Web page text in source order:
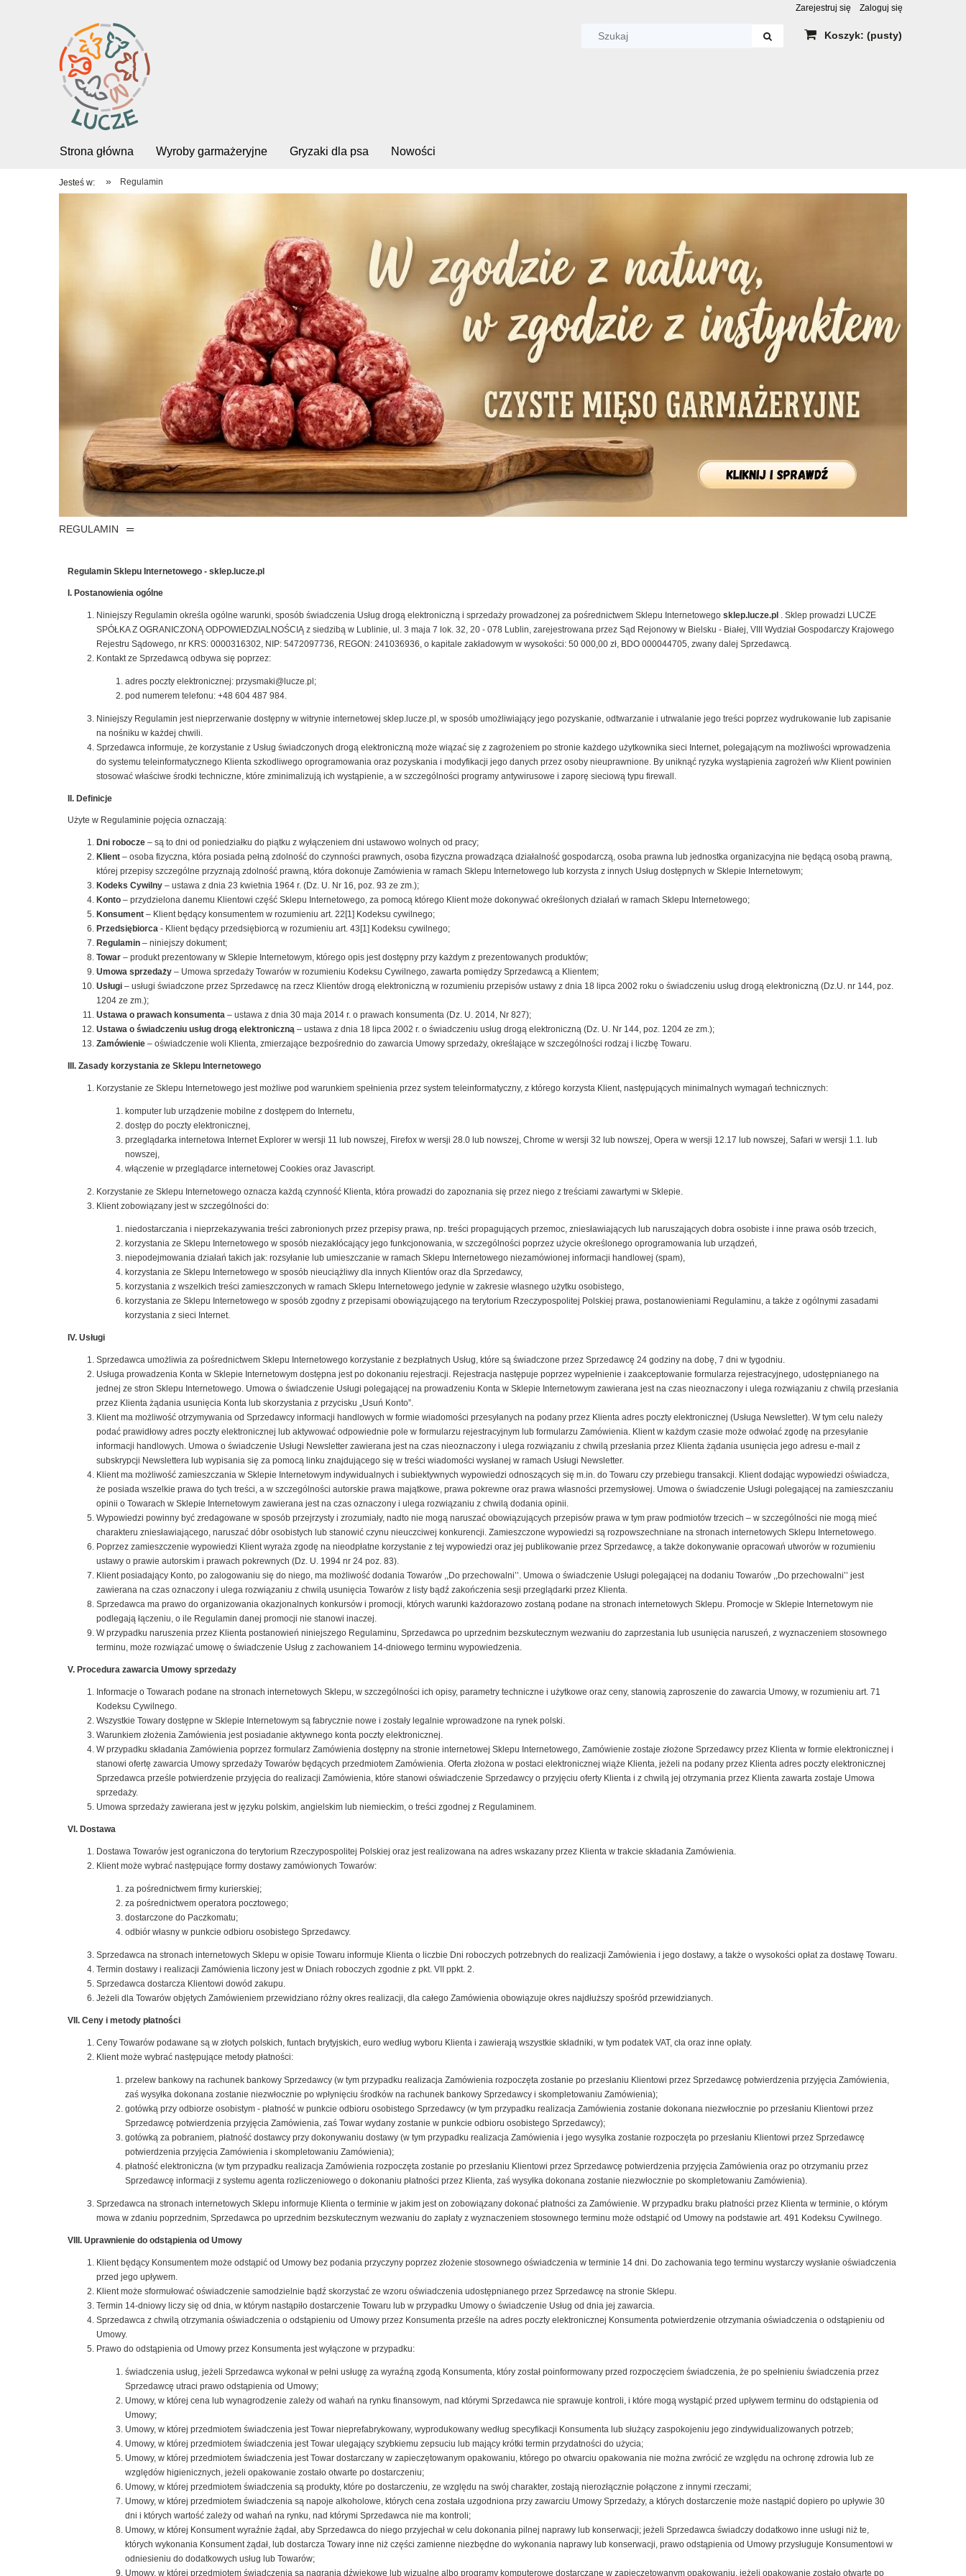
Zarejestruj się Zaloguj się
Koszyk: (pusty)
Strona główna Wyroby garmażeryjne Gryzaki dla psa Nowości
Jesteś w: » Regulamin
REGULAMIN
Regulamin Sklepu Internetowego - sklep.lucze.pl
I. Postanowienia ogólne
Niniejszy Regulamin określa ogólne warunki, sposób świadczenia Usług drogą elektroniczną i sprzedaży prowadzonej za pośrednictwem Sklepu Internetowego sklep.lucze.pl . Sklep prowadzi LUCZE
SPÓŁKA Z OGRANICZONĄ ODPOWIEDZIALNOŚCIĄ z siedzibą w Lublinie, ul. 3 maja 7 lok. 32, 20 - 078 Lublin, zarejestrowana przez Sąd Rejonowy w Bielsku - Białej, VIII Wydział Gospodarczy Krajowego
Rejestru Sądowego, nr KRS: 0000316302, NIP: 5472097736, REGON: 241036936, o kapitale zakładowym w wysokości: 50 000,00 zł, BDO 000044705, zwany dalej Sprzedawcą.
Kontakt ze Sprzedawcą odbywa się poprzez:
adres poczty elektronicznej: przysmaki@lucze.pl;
pod numerem telefonu: +48 604 487 984.
Niniejszy Regulamin jest nieprzerwanie dostępny w witrynie internetowej sklep.lucze.pl, w sposób umożliwiający jego pozyskanie, odtwarzanie i utrwalanie jego treści poprzez wydrukowanie lub zapisanie
na nośniku w każdej chwili.
Sprzedawca informuje, że korzystanie z Usług świadczonych drogą elektroniczną może wiązać się z zagrożeniem po stronie każdego użytkownika sieci Internet, polegającym na możliwości wprowadzenia
do systemu teleinformatycznego Klienta szkodliwego oprogramowania oraz pozyskania i modyfikacji jego danych przez osoby nieuprawnione. By uniknąć ryzyka wystąpienia zagrożeń w/w Klient powinien
stosować właściwe środki techniczne, które zminimalizują ich wystąpienie, a w szczególności programy antywirusowe i zaporę sieciową typu firewall.
II. Definicje
Użyte w Regulaminie pojęcia oznaczają:
Dni robocze – są to dni od poniedziałku do piątku z wyłączeniem dni ustawowo wolnych od pracy;
Klient – osoba fizyczna, która posiada pełną zdolność do czynności prawnych, osoba fizyczna prowadząca działalność gospodarczą, osoba prawna lub jednostka organizacyjna nie będącą osobą prawną,
której przepisy szczególne przyznają zdolność prawną, która dokonuje Zamówienia w ramach Sklepu Internetowego lub korzysta z innych Usług dostępnych w Sklepie Internetowym;
Kodeks Cywilny – ustawa z dnia 23 kwietnia 1964 r. (Dz. U. Nr 16, poz. 93 ze zm.);
Konto – przydzielona danemu Klientowi część Sklepu Internetowego, za pomocą którego Klient może dokonywać określonych działań w ramach Sklepu Internetowego;
Konsument – Klient będący konsumentem w rozumieniu art. 22[1] Kodeksu cywilnego;
Przedsiębiorca - Klient będący przedsiębiorcą w rozumieniu art. 43[1] Kodeksu cywilnego;
Regulamin – niniejszy dokument;
Towar – produkt prezentowany w Sklepie Internetowym, którego opis jest dostępny przy każdym z prezentowanych produktów;
Umowa sprzedaży – Umowa sprzedaży Towarów w rozumieniu Kodeksu Cywilnego, zawarta pomiędzy Sprzedawcą a Klientem;
Usługi – usługi świadczone przez Sprzedawcę na rzecz Klientów drogą elektroniczną w rozumieniu przepisów ustawy z dnia 18 lipca 2002 roku o świadczeniu usług drogą elektroniczną (Dz.U. nr 144, poz.
1204 ze zm.);
Ustawa o prawach konsumenta – ustawa z dnia 30 maja 2014 r. o prawach konsumenta (Dz. U. 2014, Nr 827);
Ustawa o świadczeniu usług drogą elektroniczną – ustawa z dnia 18 lipca 2002 r. o świadczeniu usług drogą elektroniczną (Dz. U. Nr 144, poz. 1204 ze zm.);
Zamówienie – oświadczenie woli Klienta, zmierzające bezpośrednio do zawarcia Umowy sprzedaży, określające w szczególności rodzaj i liczbę Towaru.
III. Zasady korzystania ze Sklepu Internetowego
Korzystanie ze Sklepu Internetowego jest możliwe pod warunkiem spełnienia przez system teleinformatyczny, z którego korzysta Klient, następujących minimalnych wymagań technicznych:
komputer lub urządzenie mobilne z dostępem do Internetu,
dostęp do poczty elektronicznej,
przeglądarka internetowa Internet Explorer w wersji 11 lub nowszej, Firefox w wersji 28.0 lub nowszej, Chrome w wersji 32 lub nowszej, Opera w wersji 12.17 lub nowszej, Safari w wersji 1.1. lub
nowszej,
włączenie w przeglądarce internetowej Cookies oraz Javascript.
Korzystanie ze Sklepu Internetowego oznacza każdą czynność Klienta, która prowadzi do zapoznania się przez niego z treściami zawartymi w Sklepie.
Klient zobowiązany jest w szczególności do:
niedostarczania i nieprzekazywania treści zabronionych przez przepisy prawa, np. treści propagujących przemoc, zniesławiających lub naruszających dobra osobiste i inne prawa osób trzecich,
korzystania ze Sklepu Internetowego w sposób niezakłócający jego funkcjonowania, w szczególności poprzez użycie określonego oprogramowania lub urządzeń,
niepodejmowania działań takich jak: rozsyłanie lub umieszczanie w ramach Sklepu Internetowego niezamówionej informacji handlowej (spam),
korzystania ze Sklepu Internetowego w sposób nieuciążliwy dla innych Klientów oraz dla Sprzedawcy,
korzystania z wszelkich treści zamieszczonych w ramach Sklepu Internetowego jedynie w zakresie własnego użytku osobistego,
korzystania ze Sklepu Internetowego w sposób zgodny z przepisami obowiązującego na terytorium Rzeczypospolitej Polskiej prawa, postanowieniami Regulaminu, a także z ogólnymi zasadami
korzystania z sieci Internet.
IV. Usługi
Sprzedawca umożliwia za pośrednictwem Sklepu Internetowego korzystanie z bezpłatnych Usług, które są świadczone przez Sprzedawcę 24 godziny na dobę, 7 dni w tygodniu.
Usługa prowadzenia Konta w Sklepie Internetowym dostępna jest po dokonaniu rejestracji. Rejestracja następuje poprzez wypełnienie i zaakceptowanie formularza rejestracyjnego, udostępnianego na
jednej ze stron Sklepu Internetowego. Umowa o świadczenie Usługi polegającej na prowadzeniu Konta w Sklepie Internetowym zawierana jest na czas nieoznaczony i ulega rozwiązaniu z chwilą przesłania
przez Klienta żądania usunięcia Konta lub skorzystania z przycisku „Usuń Konto”.
Klient ma możliwość otrzymywania od Sprzedawcy informacji handlowych w formie wiadomości przesyłanych na podany przez Klienta adres poczty elektronicznej (Usługa Newsletter). W tym celu należy
podać prawidłowy adres poczty elektronicznej lub aktywować odpowiednie pole w formularzu rejestracyjnym lub formularzu Zamówienia. Klient w każdym czasie może odwołać zgodę na przesyłanie
informacji handlowych. Umowa o świadczenie Usługi Newsletter zawierana jest na czas nieoznaczony i ulega rozwiązaniu z chwilą przesłania przez Klienta żądania usunięcia jego adresu e-mail z
subskrypcji Newslettera lub wypisania się za pomocą linku znajdującego się w treści wiadomości wysłanej w ramach Usługi Newsletter.
Klient ma możliwość zamieszczania w Sklepie Internetowym indywidualnych i subiektywnych wypowiedzi odnoszących się m.in. do Towaru czy przebiegu transakcji. Klient dodając wypowiedzi oświadcza,
że posiada wszelkie prawa do tych treści, a w szczególności autorskie prawa majątkowe, prawa pokrewne oraz prawa własności przemysłowej. Umowa o świadczenie Usługi polegającej na zamieszczaniu
opinii o Towarach w Sklepie Internetowym zawierana jest na czas oznaczony i ulega rozwiązaniu z chwilą dodania opinii.
Wypowiedzi powinny być zredagowane w sposób przejrzysty i zrozumiały, nadto nie mogą naruszać obowiązujących przepisów prawa w tym praw podmiotów trzecich – w szczególności nie mogą mieć
charakteru zniesławiającego, naruszać dóbr osobistych lub stanowić czynu nieuczciwej konkurencji. Zamieszczone wypowiedzi są rozpowszechniane na stronach internetowych Sklepu Internetowego.
Poprzez zamieszczenie wypowiedzi Klient wyraża zgodę na nieodpłatne korzystanie z tej wypowiedzi oraz jej publikowanie przez Sprzedawcę, a także dokonywanie opracowań utworów w rozumieniu
ustawy o prawie autorskim i prawach pokrewnych (Dz. U. 1994 nr 24 poz. 83).
Klient posiadający Konto, po zalogowaniu się do niego, ma możliwość dodania Towarów ,,Do przechowalni’’. Umowa o świadczenie Usługi polegającej na dodaniu Towarów ,,Do przechowalni’’ jest
zawierana na czas oznaczony i ulega rozwiązaniu z chwilą usunięcia Towarów z listy bądź zakończenia sesji przeglądarki przez Klienta.
Sprzedawca ma prawo do organizowania okazjonalnych konkursów i promocji, których warunki każdorazowo zostaną podane na stronach internetowych Sklepu. Promocje w Sklepie Internetowym nie
podlegają łączeniu, o ile Regulamin danej promocji nie stanowi inaczej.
W przypadku naruszenia przez Klienta postanowień niniejszego Regulaminu, Sprzedawca po uprzednim bezskutecznym wezwaniu do zaprzestania lub usunięcia naruszeń, z wyznaczeniem stosownego
terminu, może rozwiązać umowę o świadczenie Usług z zachowaniem 14-dniowego terminu wypowiedzenia.
V. Procedura zawarcia Umowy sprzedaży
Informacje o Towarach podane na stronach internetowych Sklepu, w szczególności ich opisy, parametry techniczne i użytkowe oraz ceny, stanowią zaproszenie do zawarcia Umowy, w rozumieniu art. 71
Kodeksu Cywilnego.
Wszystkie Towary dostępne w Sklepie Internetowym są fabrycznie nowe i zostały legalnie wprowadzone na rynek polski.
Warunkiem złożenia Zamówienia jest posiadanie aktywnego konta poczty elektronicznej.
W przypadku składania Zamówienia poprzez formularz Zamówienia dostępny na stronie internetowej Sklepu Internetowego, Zamówienie zostaje złożone Sprzedawcy przez Klienta w formie elektronicznej i
stanowi ofertę zawarcia Umowy sprzedaży Towarów będących przedmiotem Zamówienia. Oferta złożona w postaci elektronicznej wiąże Klienta, jeżeli na podany przez Klienta adres poczty elektronicznej
Sprzedawca prześle potwierdzenie przyjęcia do realizacji Zamówienia, które stanowi oświadczenie Sprzedawcy o przyjęciu oferty Klienta i z chwilą jej otrzymania przez Klienta zawarta zostaje Umowa
sprzedaży.
Umowa sprzedaży zawierana jest w języku polskim, angielskim lub niemieckim, o treści zgodnej z Regulaminem.
VI. Dostawa
Dostawa Towarów jest ograniczona do terytorium Rzeczypospolitej Polskiej oraz jest realizowana na adres wskazany przez Klienta w trakcie składania Zamówienia.
Klient może wybrać następujące formy dostawy zamówionych Towarów:
za pośrednictwem firmy kurierskiej;
za pośrednictwem operatora pocztowego;
dostarczone do Paczkomatu;
odbiór własny w punkcie odbioru osobistego Sprzedawcy.
Sprzedawca na stronach internetowych Sklepu w opisie Towaru informuje Klienta o liczbie Dni roboczych potrzebnych do realizacji Zamówienia i jego dostawy, a także o wysokości opłat za dostawę Towaru.
Termin dostawy i realizacji Zamówienia liczony jest w Dniach roboczych zgodnie z pkt. VII ppkt. 2.
Sprzedawca dostarcza Klientowi dowód zakupu.
Jeżeli dla Towarów objętych Zamówieniem przewidziano różny okres realizacji, dla całego Zamówienia obowiązuje okres najdłuższy spośród przewidzianych.
VII. Ceny i metody płatności
Ceny Towarów podawane są w złotych polskich, funtach brytyjskich, euro według wyboru Klienta i zawierają wszystkie składniki, w tym podatek VAT, cła oraz inne opłaty.
Klient może wybrać następujące metody płatności:
przelew bankowy na rachunek bankowy Sprzedawcy (w tym przypadku realizacja Zamówienia rozpoczęta zostanie po przesłaniu Klientowi przez Sprzedawcę potwierdzenia przyjęcia Zamówienia,
zaś wysyłka dokonana zostanie niezwłocznie po wpłynięciu środków na rachunek bankowy Sprzedawcy i skompletowaniu Zamówienia);
gotówką przy odbiorze osobistym - płatność w punkcie odbioru osobistego Sprzedawcy (w tym przypadku realizacja Zamówienia zostanie dokonana niezwłocznie po przesłaniu Klientowi przez
Sprzedawcę potwierdzenia przyjęcia Zamówienia, zaś Towar wydany zostanie w punkcie odbioru osobistego Sprzedawcy);
gotówką za pobraniem, płatność dostawcy przy dokonywaniu dostawy (w tym przypadku realizacja Zamówienia i jego wysyłka zostanie rozpoczęta po przesłaniu Klientowi przez Sprzedawcę
potwierdzenia przyjęcia Zamówienia i skompletowaniu Zamówienia);
płatność elektroniczna (w tym przypadku realizacja Zamówienia rozpoczęta zostanie po przesłaniu Klientowi przez Sprzedawcę potwierdzenia przyjęcia Zamówienia oraz po otrzymaniu przez
Sprzedawcę informacji z systemu agenta rozliczeniowego o dokonaniu płatności przez Klienta, zaś wysyłka dokonana zostanie niezwłocznie po skompletowaniu Zamówienia).
Sprzedawca na stronach internetowych Sklepu informuje Klienta o terminie w jakim jest on zobowiązany dokonać płatności za Zamówienie. W przypadku braku płatności przez Klienta w terminie, o którym
mowa w zdaniu poprzednim, Sprzedawca po uprzednim bezskutecznym wezwaniu do zapłaty z wyznaczeniem stosownego terminu może odstąpić od Umowy na podstawie art. 491 Kodeksu Cywilnego.
VIII. Uprawnienie do odstąpienia od Umowy
Klient będący Konsumentem może odstąpić od Umowy bez podania przyczyny poprzez złożenie stosownego oświadczenia w terminie 14 dni. Do zachowania tego terminu wystarczy wysłanie oświadczenia
przed jego upływem.
Klient może sformułować oświadczenie samodzielnie bądź skorzystać ze wzoru oświadczenia udostępnianego przez Sprzedawcę na stronie Sklepu.
Termin 14-dniowy liczy się od dnia, w którym nastąpiło dostarczenie Towaru lub w przypadku Umowy o świadczenie Usług od dnia jej zawarcia.
Sprzedawca z chwilą otrzymania oświadczenia o odstąpieniu od Umowy przez Konsumenta prześle na adres poczty elektronicznej Konsumenta potwierdzenie otrzymania oświadczenia o odstąpieniu od
Umowy.
Prawo do odstąpienia od Umowy przez Konsumenta jest wyłączone w przypadku:
świadczenia usług, jeżeli Sprzedawca wykonał w pełni usługę za wyraźną zgodą Konsumenta, który został poinformowany przed rozpoczęciem świadczenia, że po spełnieniu świadczenia przez
Sprzedawcę utraci prawo odstąpienia od Umowy;
Umowy, w której cena lub wynagrodzenie zależy od wahań na rynku finansowym, nad którymi Sprzedawca nie sprawuje kontroli, i które mogą wystąpić przed upływem terminu do odstąpienia od
Umowy;
Umowy, w której przedmiotem świadczenia jest Towar nieprefabrykowany, wyprodukowany według specyfikacji Konsumenta lub służący zaspokojeniu jego zindywidualizowanych potrzeb;
Umowy, w której przedmiotem świadczenia jest Towar ulegający szybkiemu zepsuciu lub mający krótki termin przydatności do użycia;
Umowy, w której przedmiotem świadczenia jest Towar dostarczany w zapieczętowanym opakowaniu, którego po otwarciu opakowania nie można zwrócić ze względu na ochronę zdrowia lub ze
względów higienicznych, jeżeli opakowanie zostało otwarte po dostarczeniu;
Umowy, w której przedmiotem świadczenia są produkty, które po dostarczeniu, ze względu na swój charakter, zostają nierozłącznie połączone z innymi rzeczami;
Umowy, w której przedmiotem świadczenia są napoje alkoholowe, których cena została uzgodniona przy zawarciu Umowy Sprzedaży, a których dostarczenie może nastąpić dopiero po upływie 30
dni i których wartość zależy od wahań na rynku, nad którymi Sprzedawca nie ma kontroli;
Umowy, w której Konsument wyraźnie żądał, aby Sprzedawca do niego przyjechał w celu dokonania pilnej naprawy lub konserwacji; jeżeli Sprzedawca świadczy dodatkowo inne usługi niż te,
których wykonania Konsument żądał, lub dostarcza Towary inne niż części zamienne niezbędne do wykonania naprawy lub konserwacji, prawo odstąpienia od Umowy przysługuje Konsumentowi w
odniesieniu do dodatkowych usług lub Towarów;
Umowy, w której przedmiotem świadczenia są nagrania dźwiękowe lub wizualne albo programy komputerowe dostarczane w zapieczętowanym opakowaniu, jeżeli opakowanie zostało otwarte po